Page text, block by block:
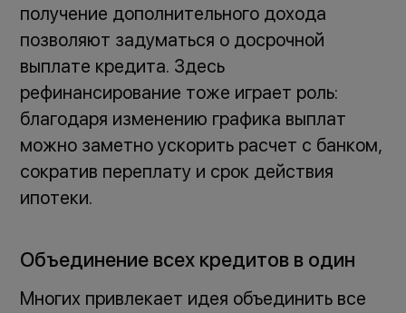
получение дополнительного дохода
позволяют задуматься о досрочной
выплате кредита. Здесь
рефинансирование тоже играет роль:
благодаря изменению графика выплат
можно заметно ускорить расчет с банком,
сократив переплату и срок действия
ипотеки.
Объединение всех кредитов в один
Многих привлекает идея объединить все